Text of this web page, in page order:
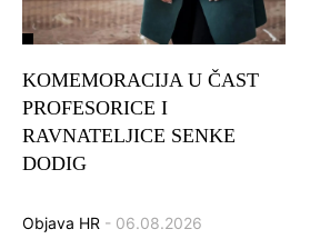
KOMEMORACIJA U ČAST
PROFESORICE I
RAVNATELJICE SENKE
DODIG
Objava HR - 06.08.2026